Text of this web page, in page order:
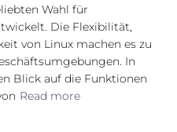
Wahl für
Die Flexibilität,
von Linux machen es zu
In
Blick auf die Funktionen
Read more